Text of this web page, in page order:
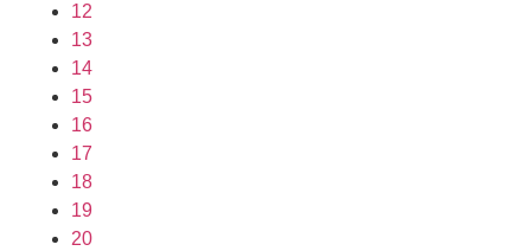
12
13
14
15
16
17
18
19
20